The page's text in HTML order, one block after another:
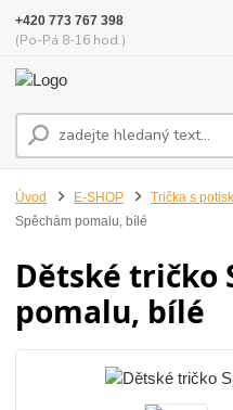
+420 773 767 398
(Po-Pá 8-16 hod.)
Úvod E-SHOP Trička s
Spěchám pomalu, bílé
Dětské tričko
pomalu, bílé